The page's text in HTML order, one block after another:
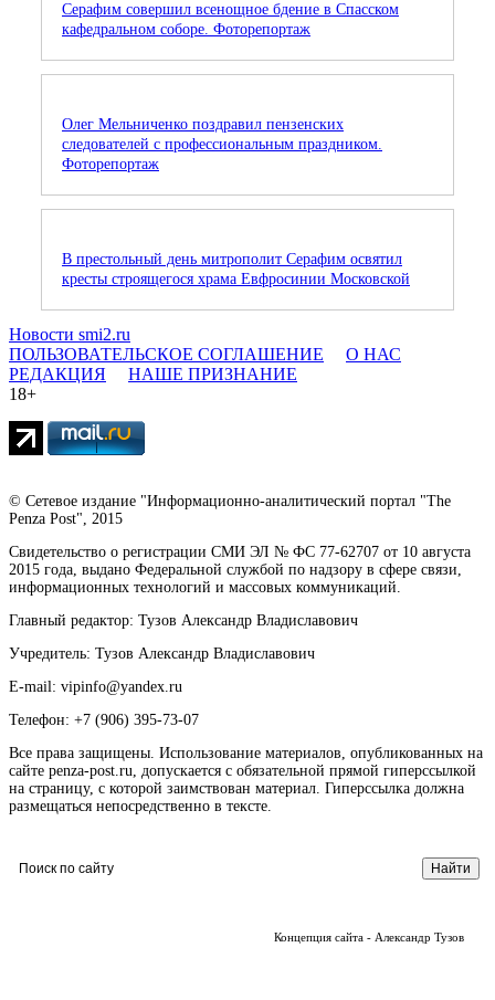
Серафим совершил всенощное бдение в Спасском
кафедральном соборе. Фоторепортаж
Олег Мельниченко поздравил пензенских
следователей с профессиональным праздником.
Фоторепортаж
В престольный день митрополит Серафим освятил
кресты строящегося храма Евфросинии Московской
Новости smi2.ru
ПОЛЬЗОВАТЕЛЬСКОЕ СОГЛАШЕНИЕ
О НАС
РЕДАКЦИЯ
НАШЕ ПРИЗНАНИЕ
18+
© Сетевое издание "Информационно-аналитический портал "The
Penza Post", 2015
Свидетельство о регистрации СМИ ЭЛ № ФС 77-62707 от 10 августа
2015 года, выдано Федеральной службой по надзору в сфере связи,
информационных технологий и массовых коммуникаций.
Главный редактор: Тузов Александр Владиславович
Учредитель: Тузов Александр Владиславович
E-mail: vipinfo@yandex.ru
Телефон: +7 (906) 395-73-07
Все права защищены. Использование материалов, опубликованных на
сайте penza-post.ru, допускается с обязательной прямой гиперссылкой
на страницу, с которой заимствован материал. Гиперссылка должна
размещаться непосредственно в тексте.
Концепция сайта - Александр Тузов